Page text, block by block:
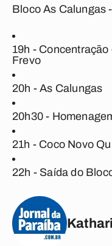
Bloco As Calungas
19h -
Frevo
20h - As Calungas
20h30 -
21h - Coco Novo
22h - Saída do